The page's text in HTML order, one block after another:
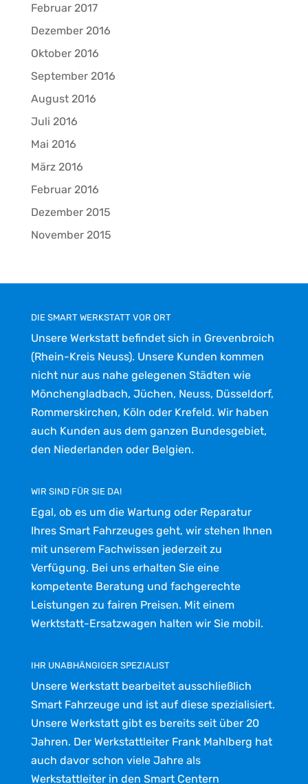
Februar 2017
Dezember 2016
Oktober 2016
September 2016
August 2016
Juli 2016
Mai 2016
März 2016
Februar 2016
Dezember 2015
November 2015
DIE SMART WERKSTATT VOR ORT
Unsere Werkstatt befindet sich in Grevenbroich
(Rhein-Kreis Neuss). Unsere Kunden kommen
nicht nur aus nahe gelegenen Städten wie
Mönchengladbach, Jüchen, Neuss, Düsseldorf,
Rommerskirchen, Köln oder Krefeld. Wir haben
auch Kunden aus dem ganzen Bundesgebiet,
den Niederlanden oder Belgien.
WIR SIND FÜR SIE DA!
Egal, ob es um die Wartung oder Reparatur
Ihres Smart Fahrzeuges geht, wir stehen Ihnen
mit unserem Fachwissen jederzeit zu
Verfügung. Bei uns erhalten Sie eine
kompetente Beratung und fachgerechte
Leistungen zu fairen Preisen. Mit einem
Werktstatt-Ersatzwagen halten wir Sie mobil.
IHR UNABHÄNGIGER SPEZIALIST
Unsere Werkstatt bearbeitet ausschließlich
Smart Fahrzeuge und ist auf diese spezialisiert.
Unsere Werkstatt gibt es bereits seit über 20
Jahren. Der Werkstattleiter Frank Mahlberg hat
auch davor schon viele Jahre als
Werkstattleiter in den Smart Centern